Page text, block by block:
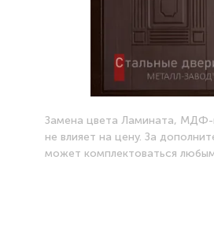
Замена цвета Ламината,
не влияет на цену. За
может комплектоваться